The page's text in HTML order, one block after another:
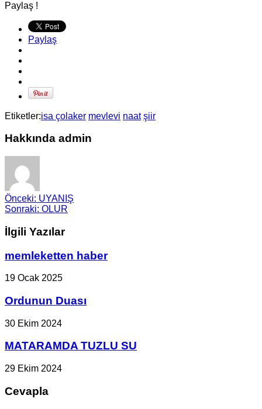
Paylaş !
Paylaş
Etiketler:isa çolaker mevlevi naat şiir
Hakkında admin
Önceki: UYANIŞ
Sonraki: OLUR
İlgili Yazılar
memleketten haber
19 Ocak 2025
Ordunun Duası
30 Ekim 2024
MATARAMDA TUZLU SU
29 Ekim 2024
Cevapla